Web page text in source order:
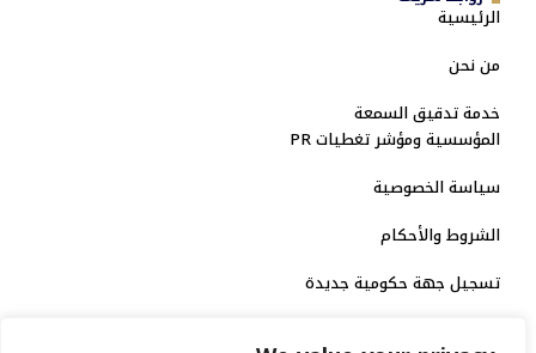
الرئيسية
من نحن
خدمة تدقيق السمعة
المؤسسية ومؤشر تغطيات PR
سياسة الخصوصية
الشروط والأحكام
تسجيل جهة حكومية جديدة
الاعتماد الرسمي